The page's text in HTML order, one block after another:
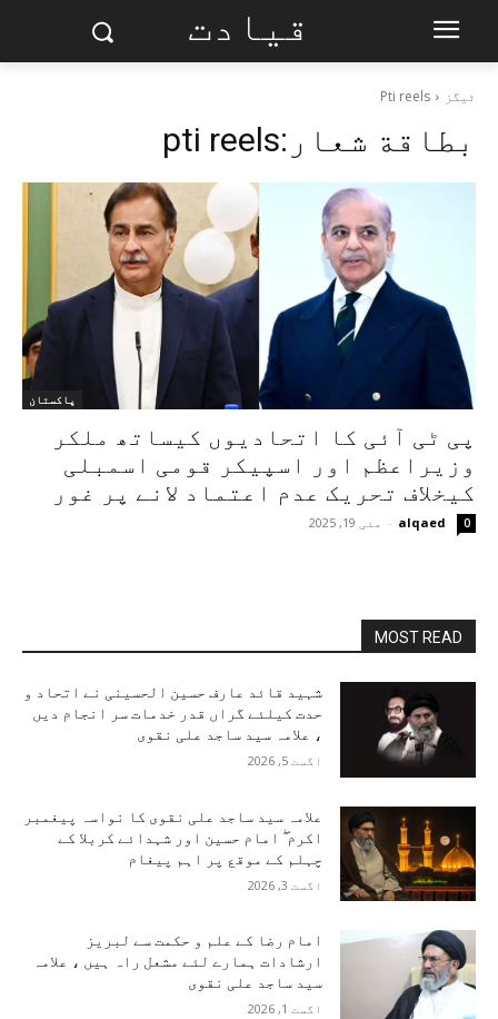
قیادت
ٹیگز Pti reels
بطاقة شعار:pti reels
پاکستان
پی ٹی آئی کا اتحادیوں کیساتھ ملکر
وزیراعظم اور اسپیکر قومی اسمبلی
کیخلاف تحریک عدم اعتماد لانے پر غور
alqaed
- مئی 19, 2025 0
MOST READ
شہید قائد عارف حسین الحسینی نے اتحاد و
حدت کیلئے گراں قدر خدمات سر انجام دیں
، علامہ سید ساجد علی نقوی
اگست 5, 2026
علامہ سید ساجد علی نقوی کا نواسہ پیغمبر
اکرم ۖ امام حسین اور شہدائے کربلا کے
چہلم کے موقع پر اہم پیغام
اگست 3, 2026
امام رضا کے علم و حکمت سے لبریز
ارشادات ہمارے لئے مشعل راہ ہیں ، علامہ
سید ساجد علی نقوی
اگست 1, 2026